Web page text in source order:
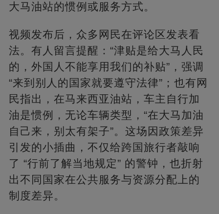
大马油站的惯例或服务方式。
视频发布后，众多网民在评论区发表看
法。有人留言提醒：“津贴是给大马人民
的，外国人不能享用我们的补贴”，强调
“来到别人的国家就要遵守法律”；也有网
民指出，在马来西亚油站，车主自行加
油是惯例，无论车辆类型，“在大马加油
自己来，别太有架子”。这场因政策差异
引发的小插曲，不仅给跨国旅行者敲响
了 “行前了解当地规定” 的警钟，也折射
出不同国家在公共服务与资源分配上的
制度差异。